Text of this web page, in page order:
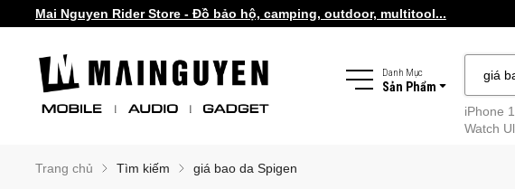
Mai Nguyen Rider Store - Đồ bảo hộ, camping, outdoor, multitool...
Danh Mục
Sản Phẩm
iPhone
Watch
Trang chủ Tìm kiếm giá bao da Spigen